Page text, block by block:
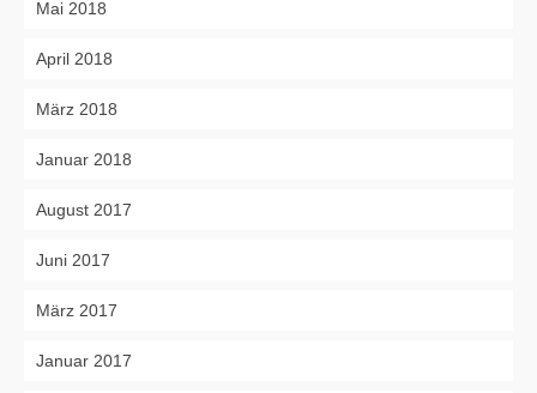
Mai 2018
April 2018
März 2018
Januar 2018
August 2017
Juni 2017
März 2017
Januar 2017